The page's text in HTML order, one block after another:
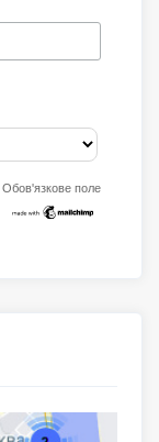
Обов'язкове поле